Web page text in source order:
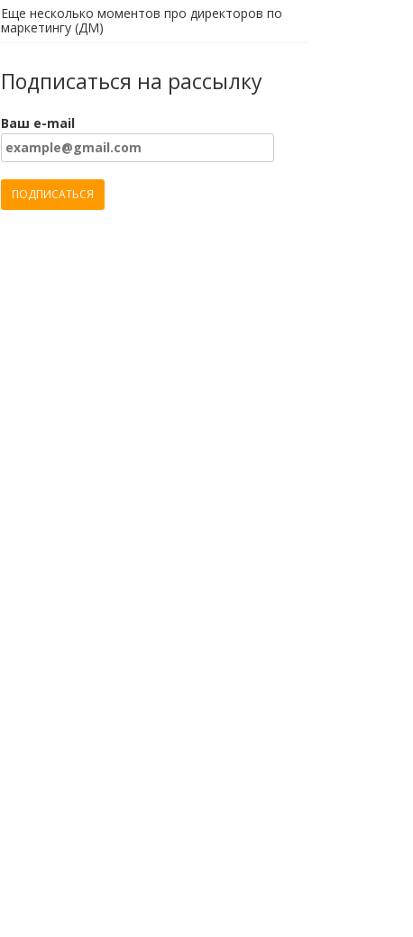
Еще несколько моментов про директоров по
маркетингу (ДМ)
Подписаться на рассылку
Ваш e-mail